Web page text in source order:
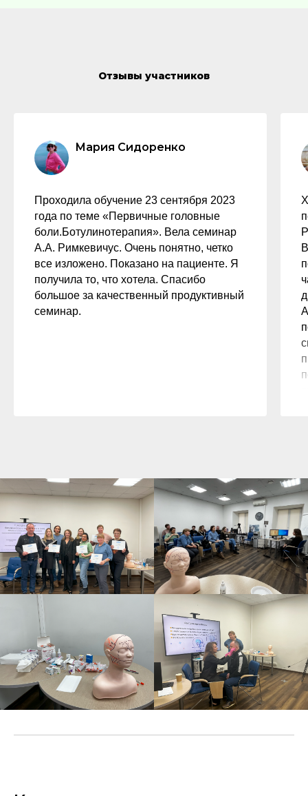
Отзывы участников
Мария Сидоренко
Проходила обучение 23 сентября 2023
года по теме «Первичные головные
боли.Ботулинотерапия». Вела семинар
А.А. Римкевичус. Очень понятно, четко
все изложено. Показано на пациенте. Я
получила то, что хотела. Спасибо
большое за качественный продуктивный
семинар.